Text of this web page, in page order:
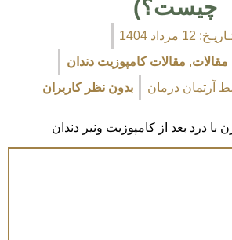
چیست؟)
12 مرداد 1404
مقالات, مقالات کامپوزیت دندان
آرتمان درمان بدون نظر کاربران